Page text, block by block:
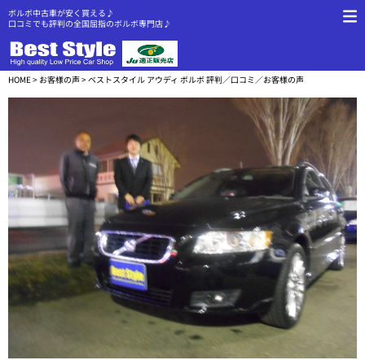
ボルボ中古車が安く買える♪
口コミでも評判の全国屈指のボルボ専門店♪
HOME> お客様の声> ベストスタイル アウディ ボルボ 評判／口コミ／お客様の声